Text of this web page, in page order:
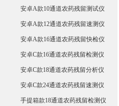
安卓A款10通道农药残留测试仪
安卓A款12通道农药残留速测仪
安卓A款16通道农药残留快检仪
安卓C款16通道农药残留检测仪
安卓C款18通道农药残留分析仪
安卓C款24通道农药残留速测仪
手提箱款18通道农药残留检测仪